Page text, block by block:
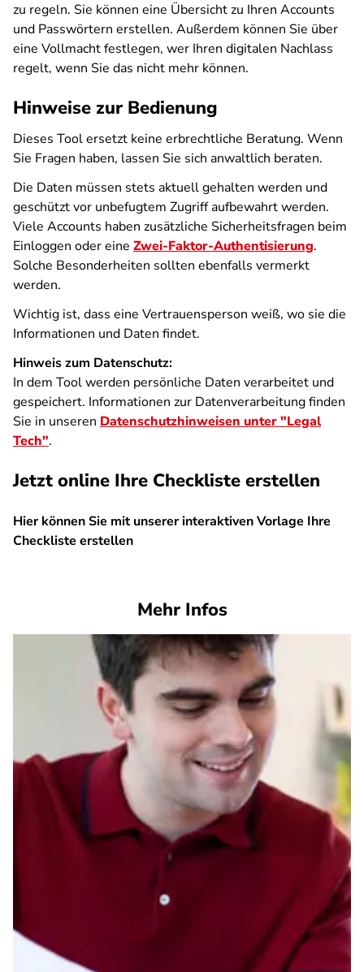
zu regeln. Sie können eine Übersicht zu Ihren Accounts
und Passwörtern erstellen. Außerdem können Sie über
eine Vollmacht festlegen, wer Ihren digitalen Nachlass
regelt, wenn Sie das nicht mehr können.
Hinweise zur Bedienung
Dieses Tool ersetzt keine erbrechtliche Beratung. Wenn
Sie Fragen haben, lassen Sie sich anwaltlich beraten.
Die Daten müssen stets aktuell gehalten werden und
geschützt vor unbefugtem Zugriff aufbewahrt werden.
Viele Accounts haben zusätzliche Sicherheitsfragen beim
Einloggen oder eine Zwei-Faktor-Authentisierung.
Solche Besonderheiten sollten ebenfalls vermerkt
werden.
Wichtig ist, dass eine Vertrauensperson weiß, wo sie die
Informationen und Daten findet.
Hinweis zum Datenschutz:
In dem Tool werden persönliche Daten verarbeitet und
gespeichert. Informationen zur Datenverarbeitung finden
Sie in unseren Datenschutzhinweisen unter "Legal
Tech".
Jetzt online Ihre Checkliste erstellen
Hier können Sie mit unserer interaktiven Vorlage Ihre
Checkliste erstellen
Mehr Infos